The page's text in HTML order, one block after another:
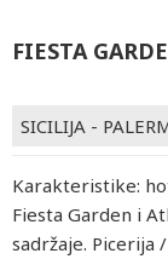
FIESTA
SICILIJA -
Karakteristike:
Fiesta Garden i
sadržaje. Picerija